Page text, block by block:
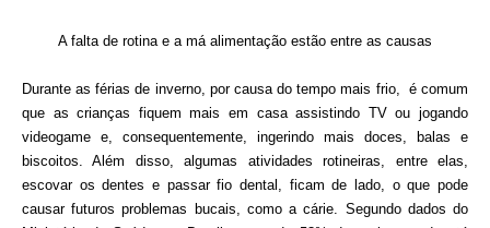
A falta de rotina e a má alimentação estão entre as causas
Durante as férias de inverno, por causa do tempo mais frio,  é comum
que as crianças fiquem mais em casa assistindo TV ou jogando
videogame e, consequentemente, ingerindo mais doces, balas e
biscoitos. Além disso, algumas atividades rotineiras, entre elas,
escovar os dentes e passar fio dental, ficam de lado, o que pode
causar futuros problemas bucais, como a cárie. Segundo dados do